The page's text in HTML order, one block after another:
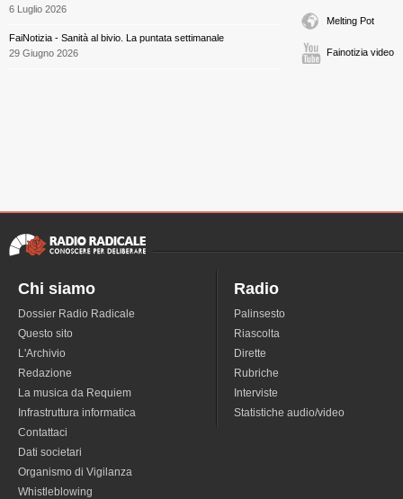
6 Luglio 2026
FaiNotizia - Sanità al bivio. La puntata settimanale
29 Giugno 2026
Melting Pot
Fainotizia video
Chi siamo
Dossier Radio Radicale
Questo sito
L'Archivio
Redazione
La musica da Requiem
Infrastruttura informatica
Contattaci
Dati societari
Organismo di Vigilanza
Whistleblowing
Radio
Palinsesto
Riascolta
Dirette
Rubriche
Interviste
Statistiche audio/video